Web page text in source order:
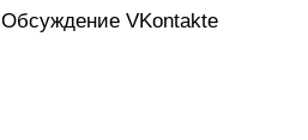
Обсуждение VKontakte